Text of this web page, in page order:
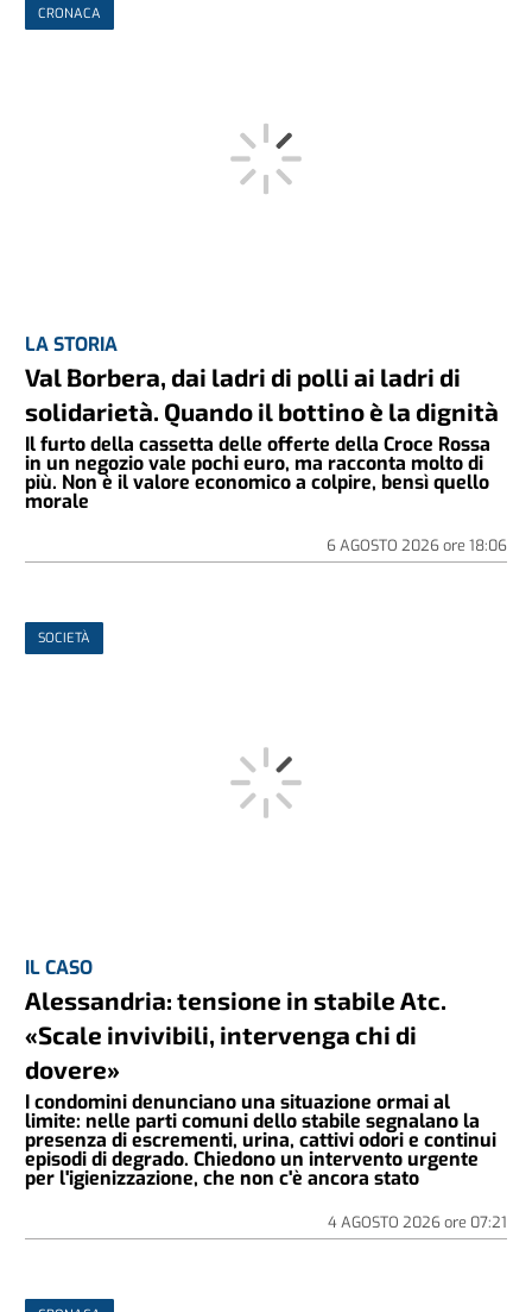
CRONACA
LA STORIA
Val Borbera, dai ladri di polli ai ladri di
solidarietà. Quando il bottino è la dignità
Il furto della cassetta delle offerte della Croce Rossa
in un negozio vale pochi euro, ma racconta molto di
più. Non è il valore economico a colpire, bensì quello
morale
6 AGOSTO 2026ore 18:06
SOCIETÀ
IL CASO
Alessandria: tensione in stabile Atc.
«Scale invivibili, intervenga chi di
dovere»
I condomini denunciano una situazione ormai al
limite: nelle parti comuni dello stabile segnalano la
presenza di escrementi, urina, cattivi odori e continui
episodi di degrado. Chiedono un intervento urgente
per l'igienizzazione, che non c'è ancora stato
4 AGOSTO 2026ore 07:21